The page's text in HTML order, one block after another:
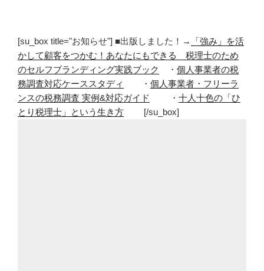
[su_box title="お知らせ"] ■出版しました！→
「強み」を活
かして顧客をつかむ！あなたにもできる 税理士のため
のセルフブランディング実践ブック
・ 個人事業者の税
務調査対応ケーススタディ
・ 個人事業者・フリーラ
ンスの税務調査 実例&対応ガイド
・ 十人十色の「ひ
とり税理士」という生き方 [/su_box]